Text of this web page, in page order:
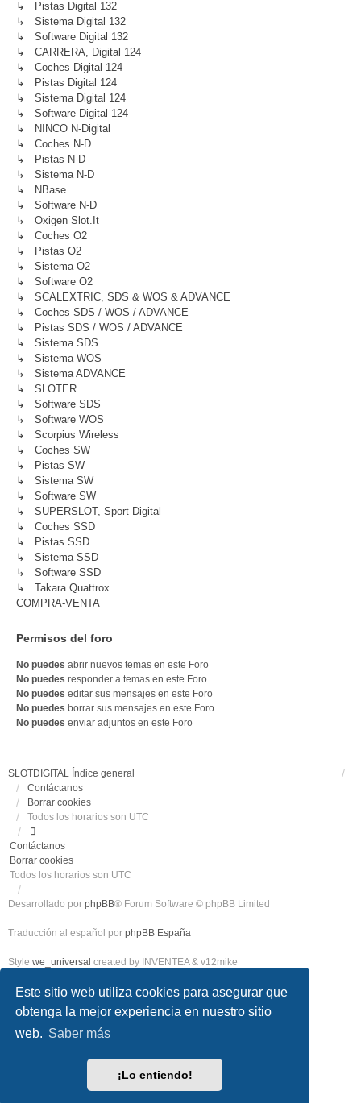
Este sitio web utiliza cookies para asegurar que
obtenga la mejor experiencia en nuestro sitio
web. Saber más
¡Lo entiendo!
↳ Pistas Digital 132
↳ Sistema Digital 132
↳ Software Digital 132
↳ CARRERA, Digital 124
↳ Coches Digital 124
↳ Pistas Digital 124
↳ Sistema Digital 124
↳ Software Digital 124
↳ NINCO N-Digital
↳ Coches N-D
↳ Pistas N-D
↳ Sistema N-D
↳ NBase
↳ Software N-D
↳ Oxigen Slot.it
↳ Coches O2
↳ Pistas O2
↳ Sistema O2
↳ Software O2
↳ SCALEXTRIC, SDS & WOS & ADVANCE
↳ Coches SDS / WOS / ADVANCE
↳ Pistas SDS / WOS / ADVANCE
↳ Sistema SDS
↳ Sistema WOS
↳ Sistema ADVANCE
↳ SLOTER
↳ Software SDS
↳ Software WOS
↳ Scorpius Wireless
↳ Coches SW
↳ Pistas SW
↳ Sistema SW
↳ Software SW
↳ SUPERSLOT, Sport Digital
↳ Coches SSD
↳ Pistas SSD
↳ Sistema SSD
↳ Software SSD
↳ Takara Quattrox
COMPRA-VENTA
Permisos del foro
No puedes abrir nuevos temas en este Foro
No puedes responder a temas en este Foro
No puedes editar sus mensajes en este Foro
No puedes borrar sus mensajes en este Foro
No puedes enviar adjuntos en este Foro
SLOTDIGITAL Índice general
Contáctanos
Borrar cookies
Todos los horarios son UTC
Contáctanos
Borrar cookies
Todos los horarios son UTC
Desarrollado por phpBB® Forum Software © phpBB Limited
Traducción al español por phpBB España
Style we_universal created by INVENTEA & v12mike
Privacidad |Condiciones